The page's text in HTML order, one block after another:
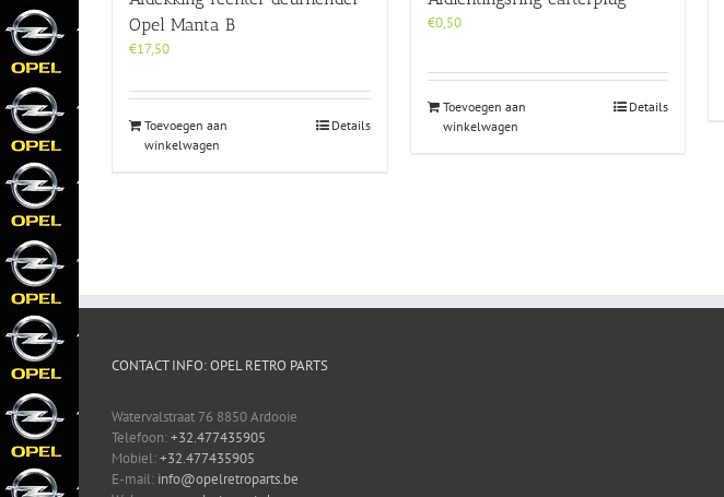
Opel Manta B
€17,50
Toevoegen aan
winkelwagen
Details
€0,50
Toevoegen aan
winkelwagen
Details
CONTACT INFO: OPEL RETRO PARTS
Watervalstraat 76 8850 Ardooie
Telefoon:+32.477435905
Mobiel:+32.477435905
E-mail: info@opelretroparts.be